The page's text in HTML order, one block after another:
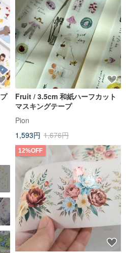
Fruit / 3.5cm 和紙ハーフカット
マスキングテープ
Pion
1,593円 1,676円
12%OFF